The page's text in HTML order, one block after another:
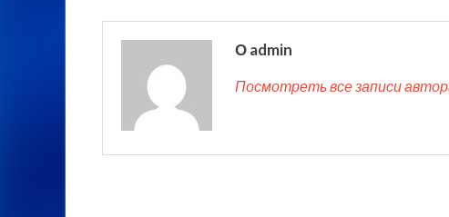
О admin
Посмотреть все записи